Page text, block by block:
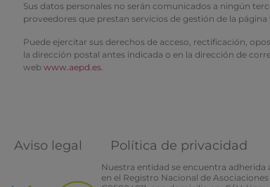
Sus datos personales no serán comunicados a ningún
proveedores que prestan servicios de gestión de la
Puede ejercitar sus derechos de acceso, rectificación,
la dirección postal antes indicada o en la dirección de
web www.aepd.es
Aviso legal Política de privacidad
Nuestra entidad se encuentra adherida
en el Registro Nacional de